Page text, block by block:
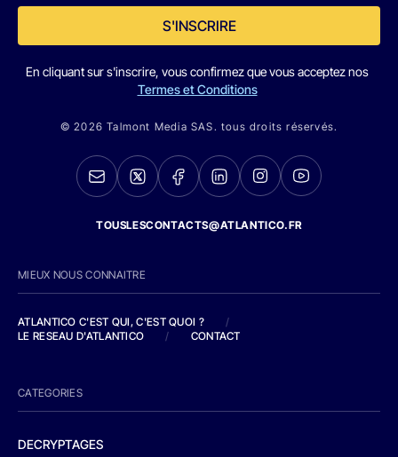
S'INSCRIRE
En cliquant sur s'inscrire, vous confirmez que vous acceptez nos
Termes et Conditions
© 2026 Talmont Media SAS. tous droits réservés.
TOUSLESCONTACTS@ATLANTICO.FR
MIEUX NOUS CONNAITRE
ATLANTICO C'EST QUI, C'EST QUOI ?
/
LE RESEAU D'ATLANTICO
/ CONTACT
CATEGORIES
DECRYPTAGES